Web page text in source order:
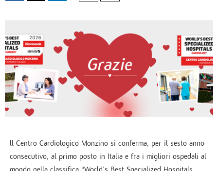
ll Centro Cardiologico Monzino si conferma, per il sesto anno
consecutivo, al primo posto in Italia e fra i migliori ospedali al
mondo nella classifica “World’s Best Specialized Hospitals